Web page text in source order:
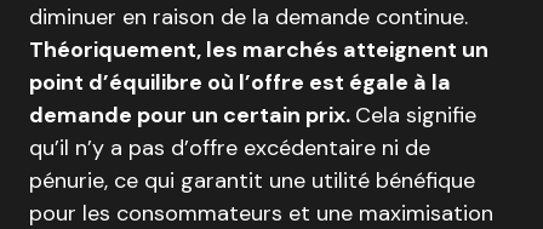
diminuer en raison de la demande continue.
Théoriquement, les marchés atteignent un
point d’équilibre où l’offre est égale à la
demande pour un certain prix. Cela signifie
qu’il n’y a pas d’offre excédentaire ni de
pénurie, ce qui garantit une utilité bénéfique
pour les consommateurs et une maximisation